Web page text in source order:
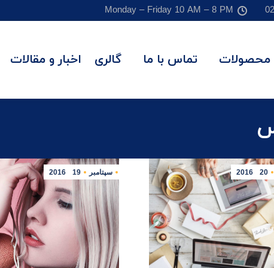
Monday – Friday 10 AM – 8 PM
محصولات تماس با ما گالری اخبار و مقالات
20
2016 سپتامبر 19
2016